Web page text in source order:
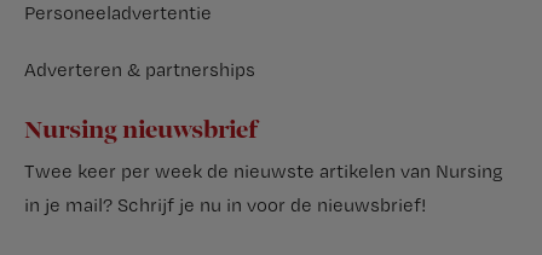
Personeeladvertentie
Adverteren & partnerships
Nursing nieuwsbrief
Twee keer per week de nieuwste artikelen van Nursing
in je mail? Schrijf je nu in voor de nieuwsbrief!